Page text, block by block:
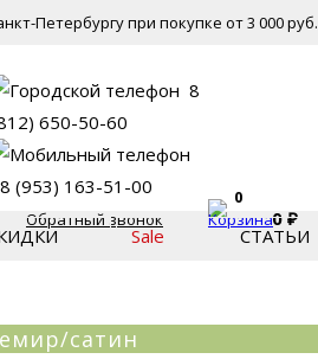
Петербургу при покупке от 3 000 руб.
8
650-50-60
8 (953) 163-51-00
Обратный звонок
0
0 ₽
Sale СТАТЬИ
сатин